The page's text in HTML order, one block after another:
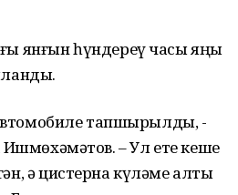
янғын һүндереү часы яңы
тапшырылды, -
Ишмөхәмәтов. – Ул ете кеше
ә цистерна күләме алты